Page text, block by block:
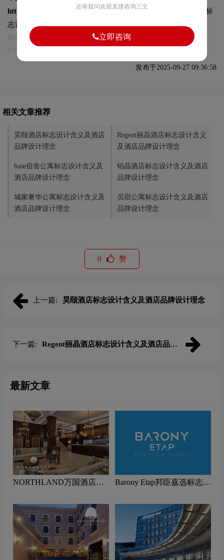
https://logo9.net/works/15251.html转载时请注明出处为诗宸标
志设计及本链接!
如有内容侵犯您的合法权益，请及时与我们联系
Email:75696531@qq.com，我们将第一时间安排删除。
发布于2025-09-27 09:36:58
相关文章推荐
昊颐酒店标志设计含义及酒店
品牌设计理念
Regent丽晶酒店标志设计含义
及酒店品牌设计理念
base佰舍公寓标志设计含义及
酒店品牌设计理念
铂晶酒店标志设计含义及酒店
品牌设计理念
城家奢华公寓标志设计含义及
酒店品牌设计理念
员宿公寓标志设计含义及酒店
品牌设计理念
0 赞
上一篇: 昊颐酒店标志设计含义及酒店品牌设计理念
下一篇:
Regent丽晶酒店标志设计含义及酒店品牌
最新文章
NORTHLAND万国酒店集
设计理念
Barony Etap邦臣嘉选标志设
还有疑问欢迎直接咨询三文
立即咨询